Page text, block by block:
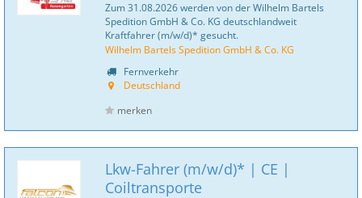
Zum 31.08.2026 werden von der Wilhelm Bartels
Spedition GmbH & Co. KG deutschlandweit
Kraftfahrer (m/w/d)* gesucht.
Wilhelm Bartels Spedition GmbH & Co. KG
Fernverkehr
Deutschland
merken
Lkw-Fahrer (m/w/d)* | CE |
Coiltransporte